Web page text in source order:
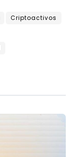
Criptoactivos